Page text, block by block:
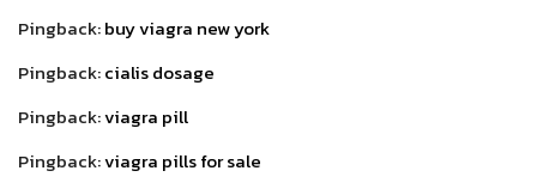
Pingback:buy viagra new york
Pingback:cialis dosage
Pingback:viagra pill
Pingback:viagra pills for sale